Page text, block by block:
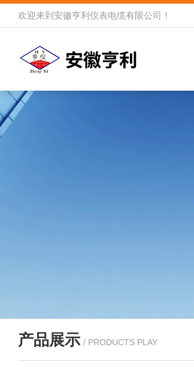
欢迎来到 安徽亨利仪表电缆有限公司 ！
产品展示 / PRODUCTS PLAY